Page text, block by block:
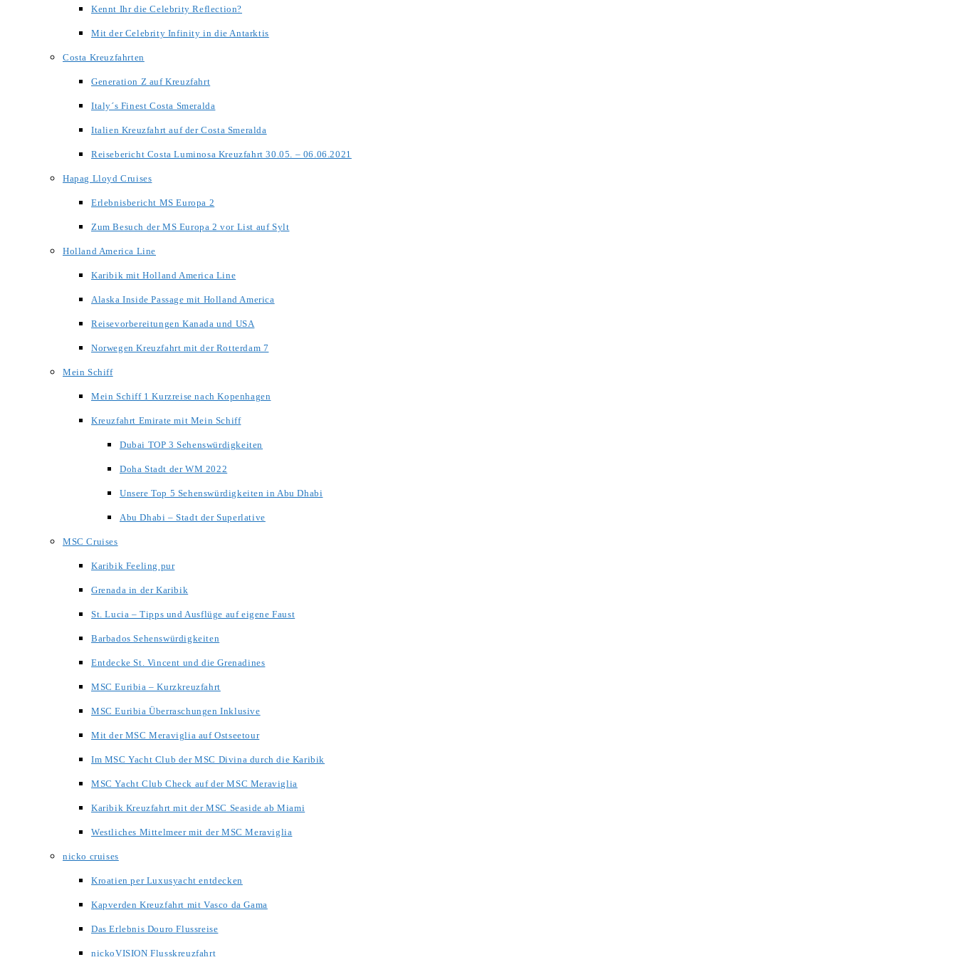
Kennt Ihr die Celebrity Reflection?
Mit der Celebrity Infinity in die Antarktis
Costa Kreuzfahrten
Generation Z auf Kreuzfahrt
Italy´s Finest Costa Smeralda
Italien Kreuzfahrt auf der Costa Smeralda
Reisebericht Costa Luminosa Kreuzfahrt 30.05. – 06.06.2021
Hapag Lloyd Cruises
Erlebnisbericht MS Europa 2
Zum Besuch der MS Europa 2 vor List auf Sylt
Holland America Line
Karibik mit Holland America Line
Alaska Inside Passage mit Holland America
Reisevorbereitungen Kanada und USA
Norwegen Kreuzfahrt mit der Rotterdam 7
Mein Schiff
Mein Schiff 1 Kurzreise nach Kopenhagen
Kreuzfahrt Emirate mit Mein Schiff
Dubai TOP 3 Sehenswürdigkeiten
Doha Stadt der WM 2022
Unsere Top 5 Sehenswürdigkeiten in Abu Dhabi
Abu Dhabi – Stadt der Superlative
MSC Cruises
Karibik Feeling pur
Grenada in der Karibik
St. Lucia – Tipps und Ausflüge auf eigene Faust
Barbados Sehenswürdigkeiten
Entdecke St. Vincent und die Grenadines
MSC Euribia – Kurzkreuzfahrt
MSC Euribia Überraschungen Inklusive
Mit der MSC Meraviglia auf Ostseetour
Im MSC Yacht Club der MSC Divina durch die Karibik
MSC Yacht Club Check auf der MSC Meraviglia
Karibik Kreuzfahrt mit der MSC Seaside ab Miami
Westliches Mittelmeer mit der MSC Meraviglia
nicko cruises
Kroatien per Luxusyacht entdecken
Kapverden Kreuzfahrt mit Vasco da Gama
Das Erlebnis Douro Flussreise
nickoVISION Flusskreuzfahrt